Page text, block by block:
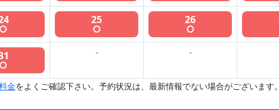
○
25
○
26
○
○
- -
金をよくご確認下さい。予約状況は、最新情報でない場合がございま